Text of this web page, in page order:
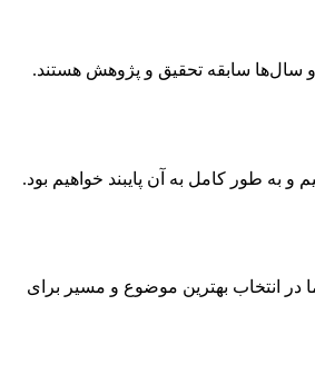
سال‌ها سابقه تحقیق و پژوهش هستند.
به طور کامل به آن پایبند خواهیم بود.
انتخاب بهترین موضوع و مسیر برای